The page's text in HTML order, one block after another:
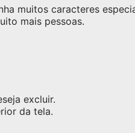
muitos caracteres
mais pessoas.
excluir.
da tela.